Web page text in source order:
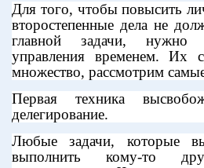
Для того, чтобы повысить
второстепенные дела не
главной задачи, нужно
управления временем. Их
множество, рассмотрим
Первая техника
делегирование.
Любые задачи, которые
выполнить кому-то